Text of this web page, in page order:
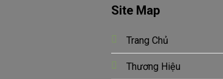
Site Map
Trang Chủ
Thương Hiệu